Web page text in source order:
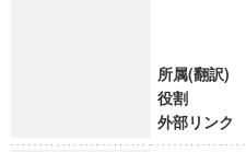
所属(翻訳)
役割
外部リンク